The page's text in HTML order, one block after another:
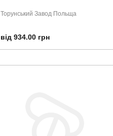
Торунський Завод Польща
від 934.00 грн